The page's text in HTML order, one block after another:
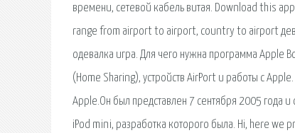
времени, сетевой кабель витая. Download this
range from airport to airport, country to airport
одевалка игра. Для чего нужна программа Apple
(Home Sharing), устройств AirPort и работы с
Apple.Он был представлен 7 сентября 2005 года и
iPod mini, разработка которого была. Hi, here we